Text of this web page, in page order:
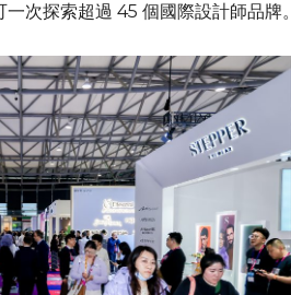
次探索超過 45 個國際設計師品